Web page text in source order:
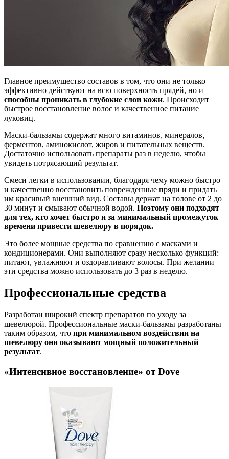
Главное преимущество составов в том, что они не только
эффективно действуют на всю поверхность прядей, но и
способны проникать в глубокие слои кожи. Происходит
быстрое восстановление волос и качественное питание
луковиц.
Маски-бальзамы содержат много витаминов, минералов,
ферментов, аминокислот, жиров и питательных веществ.
Достаточно использовать препараты раз в неделю, чтобы
увидеть потрясающий результат.
Смеси легки в использовании, благодаря чему можно быстро
и качественно восстановить поврежденные пряди и придать
им красивый внешний вид. Составы держат на голове от 2 до
30 минут и смывают обычной водой. Поэтому они подходят
для тех, кто хочет быстро и за минимальный промежуток
времени привести шевелюру в порядок.
Это более мощные средства по сравнению с масками и
кондиционерами. Они выполняют сразу несколько функций:
питают, увлажняют и оздоравливают волосы. При желании
эти средства можно использовать до 3 раз в неделю.
Профессиональные средства
Разработан широкий спектр препаратов по уходу за
шевелюрой. Профессиональные маски-бальзамы разработаны
таким образом, что при минимальном воздействии на
шевелюру они оказывают мощный положительный
результат.
«Интенсивное восстановление» от Dove